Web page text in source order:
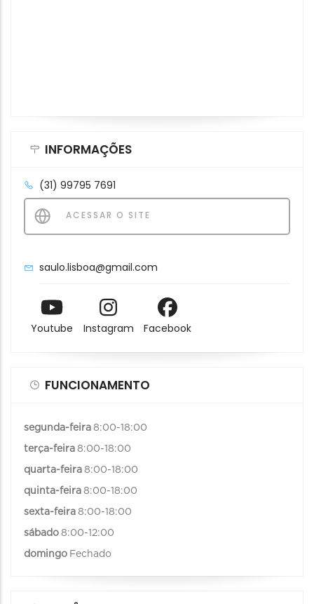
INFORMAÇÕES
(31) 99795 7691
ACESSAR O SITE
saulo.lisboa@gmail.com
Youtube Instagram Facebook
FUNCIONAMENTO
segunda-feira 8:00-18:00
terça-feira 8:00-18:00
quarta-feira 8:00-18:00
quinta-feira 8:00-18:00
sexta-feira 8:00-18:00
sábado 8:00-12:00
domingo Fechado